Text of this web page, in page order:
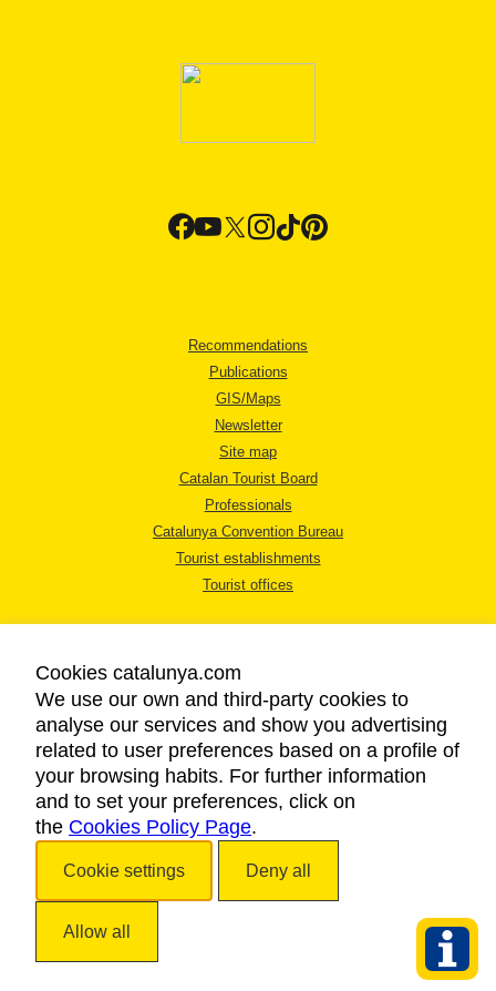
Recommendations
Publications
GIS/Maps
Newsletter
Site map
Catalan Tourist Board
Professionals
Catalunya Convention Bureau
Tourist establishments
Tourist offices
LEGAL NOTICE
PRIVACY POLICY
COOKIES POLICY
ACCESSIBILITY
Cookies catalunya.com
We use our own and third-party cookies to
analyse our services and show you advertising
related to user preferences based on a profile of
your browsing habits. For further information
and to set your preferences, click on
the Cookies Policy Page.
Cookie settings Deny all
Allow all